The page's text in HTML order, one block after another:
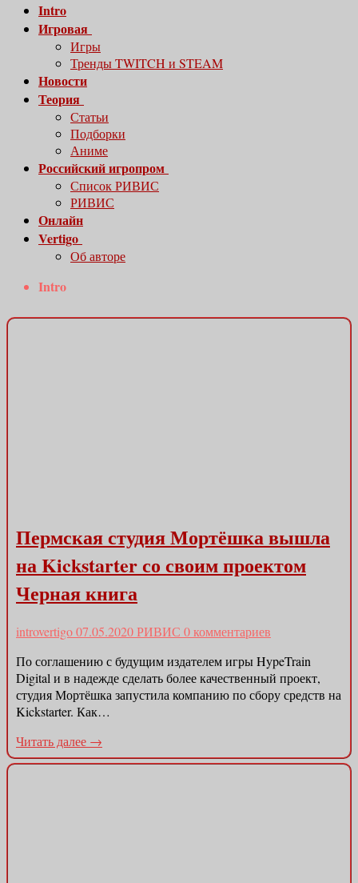
Intro
Игровая
Игры
Тренды TWITCH и STEAM
Новости
Теория
Статьи
Подборки
Аниме
Российский игропром
Список РИВИС
РИВИС
Онлайн
Vertigo
Об авторе
Intro
Пермская студия Мортёшка вышла
на Kickstarter со своим проектом
Черная книга
introvertigo07.05.2020РИВИС 0 комментариев
По соглашению с будущим издателем игры HypeTrain
Digital и в надежде сделать более качественный проект,
студия Мортёшка запустила компанию по сбору средств на
Kickstarter. Как…
Читать далее →